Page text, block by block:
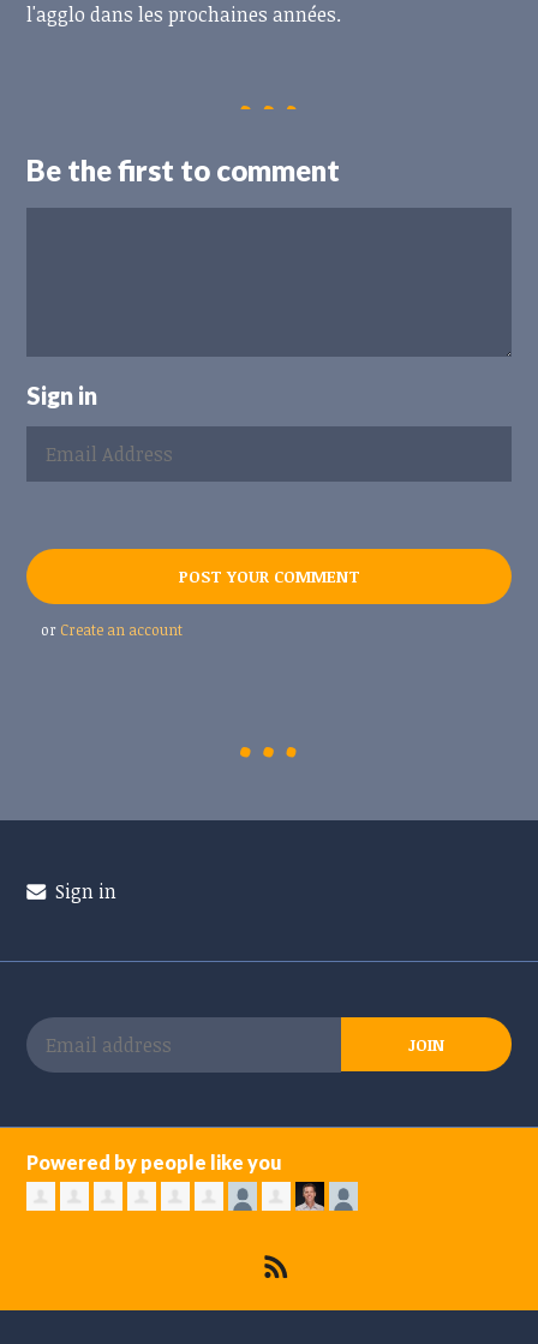
l'agglo dans les prochaines années.
Be the first to comment
Sign in
or Create an account
Sign in
Powered by people like you